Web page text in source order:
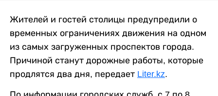
Жителей и гостей столицы предупредили о
временных ограничениях движения на одном
из самых загруженных проспектов города.
Причиной станут дорожные работы, которые
продлятся два дня, передает Liter.kz.